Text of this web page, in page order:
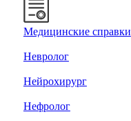
Медицинские справки
Невролог
Нейрохирург
Нефролог